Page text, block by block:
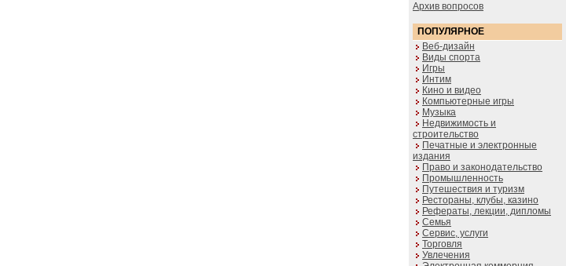
Архив вопросов
ПОПУЛЯРНОЕ
Веб-дизайн
Виды спорта
Игры
Интим
Кино и видео
Компьютерные игры
Музыка
Недвижимость и
строительство
Печатные и электронные
издания
Право и законодательство
Промышленность
Путешествия и туризм
Рестораны, клубы, казино
Рефераты, лекции, дипломы
Семья
Сервис, услуги
Торговля
Увлечения